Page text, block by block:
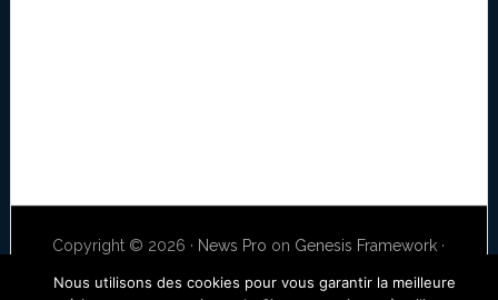
Copyright © 2026 · News Pro on Genesis Framework ·
Nous utilisons des cookies pour vous garantir la meilleure